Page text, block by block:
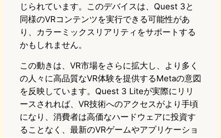
じられています。このデバイスは、Quest 3と
同様のVRコンテンツを実行できる可能性があ
り、カラーミックスリアリティをサポートする
かもしれません。
この動きは、VR市場をさらに拡大し、より多く
の人々に高品質なVR体験を提供するMetaの意図
を反映しています。Quest 3 Liteが実際にリリ
ースされれば、VR技術へのアクセスがより手頃
になり、消費者は高価なハードウェアに投資す
ることなく、最新のVRゲームやアプリケーショ